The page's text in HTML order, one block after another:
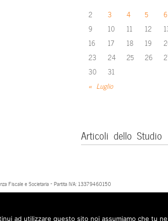
« Luglio
2
3 4 5 6
9
10 11 12
16
17 18 19
23
24 25 26
30
31
Articoli dello Studio
Fiscale e Societaria - Partita IVA: 13379460150
ad utilizzare questo sito noi assumiamo che tu